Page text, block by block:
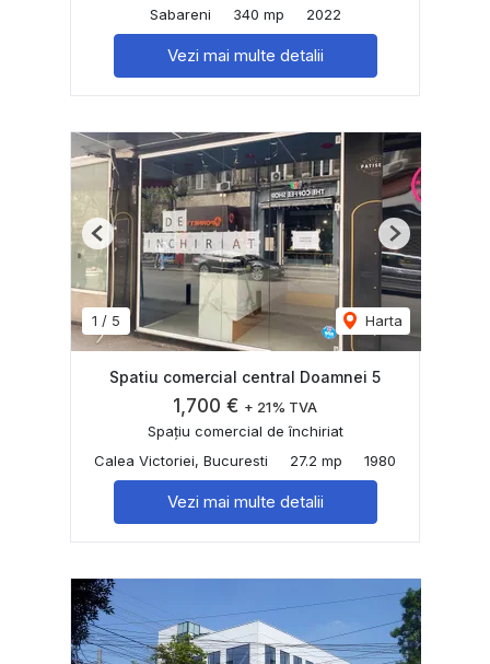
Sabareni 340 mp 2022
Vezi mai multe detalii
1 / 5 Harta
Previous Next
Spatiu comercial central Doamnei 5
1,700 € + 21% TVA
Spațiu comercial de închiriat
Calea Victoriei, Bucuresti
27.2 mp 1980
Vezi mai multe detalii